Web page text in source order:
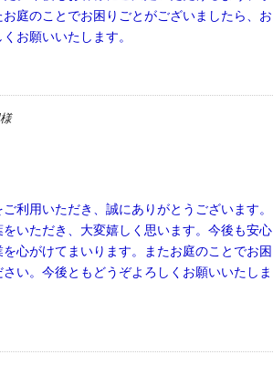
庭のことでお困りごとがございましたら、お
お願いいたします。
利用いただき、誠にありがとうございます。
いただき、大変嬉しく思います。今後も安心
心がけてまいります。またお庭のことでお困
い。今後ともどうぞよろしくお願いいたしま